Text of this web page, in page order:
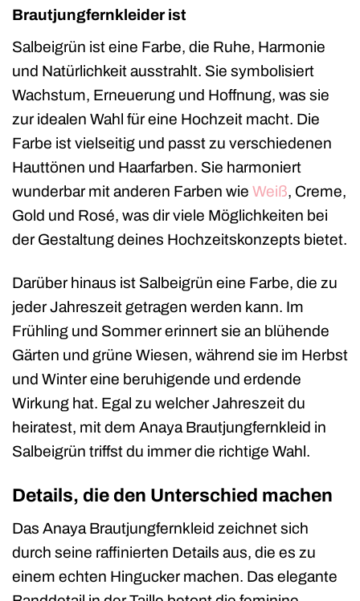
Brautjungfernkleider ist
Salbeigrün ist eine Farbe, die Ruhe, Harmonie
und Natürlichkeit ausstrahlt. Sie symbolisiert
Wachstum, Erneuerung und Hoffnung, was sie
zur idealen Wahl für eine Hochzeit macht. Die
Farbe ist vielseitig und passt zu verschiedenen
Hauttönen und Haarfarben. Sie harmoniert
wunderbar mit anderen Farben wie Weiß, Creme,
Gold und Rosé, was dir viele Möglichkeiten bei
der Gestaltung deines Hochzeitskonzepts bietet.
Darüber hinaus ist Salbeigrün eine Farbe, die zu
jeder Jahreszeit getragen werden kann. Im
Frühling und Sommer erinnert sie an blühende
Gärten und grüne Wiesen, während sie im Herbst
und Winter eine beruhigende und erdende
Wirkung hat. Egal zu welcher Jahreszeit du
heiratest, mit dem Anaya Brautjungfernkleid in
Salbeigrün triffst du immer die richtige Wahl.
Details, die den Unterschied machen
Das Anaya Brautjungfernkleid zeichnet sich
durch seine raffinierten Details aus, die es zu
einem echten Hingucker machen. Das elegante